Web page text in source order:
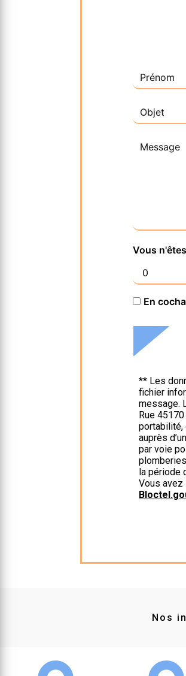
Vous
En
** Les
fichier
message.
Rue
portabilité,
auprès
par voie
la période
Vous
Nos